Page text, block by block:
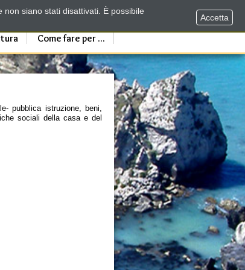
Come fare per ...
pubblica istruzione, beni,
sociali della casa e del
non siano stati disattivati. È possibile
Accetta